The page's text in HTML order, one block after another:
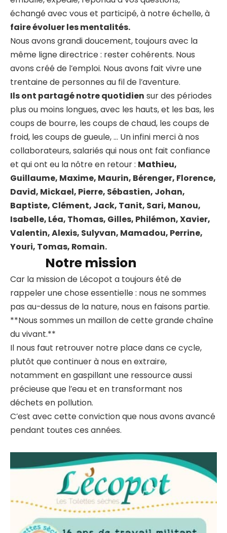
échangé avec vous et participé, à notre échelle, à
faire évoluer les mentalités.
Nous avons grandi doucement, toujours avec la
même ligne directrice : rester cohérents. Nous
avons créé de l’emploi. Nous avons fait vivre une
trentaine de personnes au fil de l’aventure.
Ils ont partagé notre quotidien sur des périodes
plus ou moins longues, avec les hauts, et les bas, les
coups de bourre, les coups de chaud, les coups de
froid, les coups de gueule, … Un infini merci à nos
collaborateurs, salariés qui nous ont fait confiance
et qui ont eu la nôtre en retour : Mathieu,
Guillaume, Maxime, Maurin, Bérenger, Florence,
David, Mickael, Pierre, Sébastien, Johan,
Baptiste, Clément, Jack, Tanit, Sari, Manou,
Isabelle, Léa, Thomas, Gilles, Philémon, Xavier,
Valentin, Alexis, Sulyvan, Mamadou, Perrine,
Youri, Tomas, Romain.
Notre mission
Car la mission de Lécopot a toujours été de
rappeler une chose essentielle : nous ne sommes
pas au-dessus de la nature, nous en faisons partie.
**Nous sommes un maillon de cette grande chaîne
du vivant.**
Il nous faut retrouver notre place dans ce cycle,
plutôt que continuer à nous en extraire,
notamment en gaspillant une ressource aussi
précieuse que l’eau et en transformant nos
déchets en pollution.
C’est avec cette conviction que nous avons avancé
pendant toutes ces années.